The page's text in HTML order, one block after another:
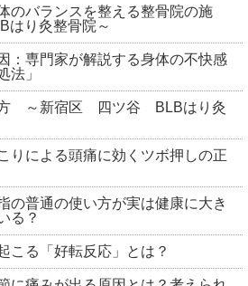
のバランスを整える整骨院の施
り灸整骨院～
：専門家が解説する身体の不快感
法」
方 ～新宿区 四ツ谷 BLBはり灸
りによる頭痛に効くツボ押しの正
の普通の使い方が実は健康に大き
る？
こる「好転反応」とは？